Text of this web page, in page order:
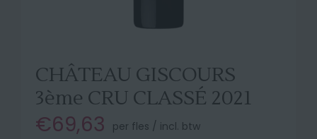
CHÂTEAU GISCOURS
3ème CRU CLASSÉ 2021
€69,63 per fles / incl. btw